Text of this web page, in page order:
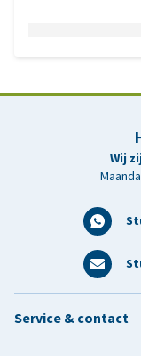
Wij
Service & contact